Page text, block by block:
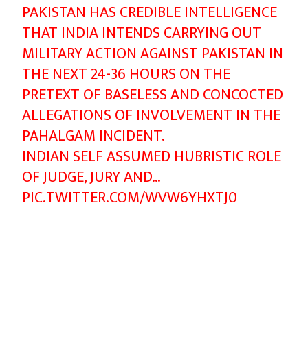
PAKISTAN HAS CREDIBLE INTELLIGENCE
THAT INDIA INTENDS CARRYING OUT
MILITARY ACTION AGAINST PAKISTAN IN
THE NEXT 24-36 HOURS ON THE
PRETEXT OF BASELESS AND CONCOCTED
ALLEGATIONS OF INVOLVEMENT IN THE
PAHALGAM INCIDENT.
INDIAN SELF ASSUMED HUBRISTIC ROLE
OF JUDGE, JURY AND…
PIC.TWITTER.COM/WVW6YHXTJ0